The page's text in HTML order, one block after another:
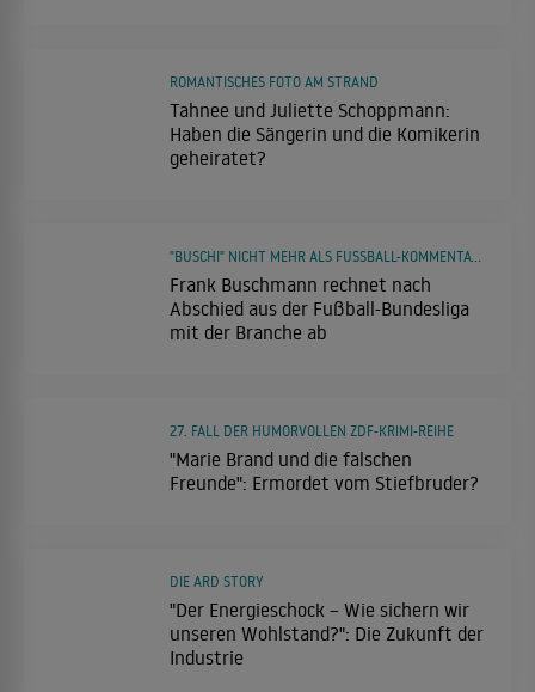
Tahnee und Juliette Schoppmann:
Haben die Sängerin und die Komikerin
geheiratet?
ROMANTISCHES FOTO AM STRAND
Frank Buschmann rechnet nach
Abschied aus der Fußball-Bundesliga
mit der Branche ab
"BUSCHI" NICHT MEHR ALS FUSSBALL-KOMMENTATOR ZU HÖREN
"Marie Brand und die falschen
Freunde": Ermordet vom Stiefbruder?
27. FALL DER HUMORVOLLEN ZDF-KRIMI-REIHE
"Der Energieschock – Wie sichern wir
unseren Wohlstand?": Die Zukunft der
Industrie
DIE ARD STORY